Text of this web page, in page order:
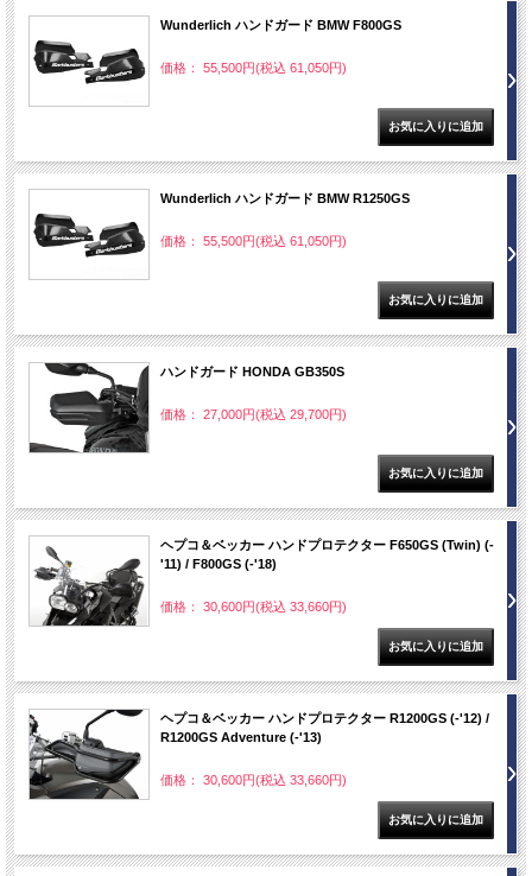
Wunderlich ハンドガード BMW F800GS
価格： 55,500円(税込 61,050円)
Wunderlich ハンドガード BMW R1250GS
価格： 55,500円(税込 61,050円)
ハンドガード HONDA GB350S
価格： 27,000円(税込 29,700円)
ヘプコ＆ベッカー ハンドプロテクター F650GS (Twin) (-
'11) / F800GS (-'18)
価格： 30,600円(税込 33,660円)
ヘプコ＆ベッカー ハンドプロテクター R1200GS (-'12) /
R1200GS Adventure (-'13)
価格： 30,600円(税込 33,660円)